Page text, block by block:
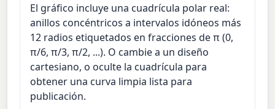
El gráfico incluye una cuadrícula polar real:
anillos concéntricos a intervalos idóneos más
12 radios etiquetados en fracciones de π (0,
π/6, π/3, π/2, ...). O cambie a un diseño
cartesiano, o oculte la cuadrícula para
obtener una curva limpia lista para
publicación.